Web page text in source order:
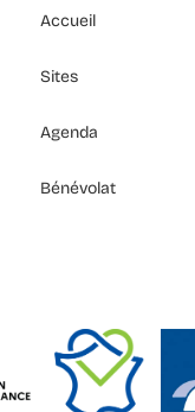
Accueil
Sites
Agenda
Bénévolat